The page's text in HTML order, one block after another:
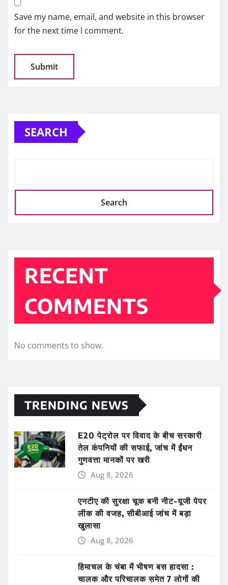
Save my name, email, and website in this browser
for the next time I comment.
SEARCH
Search
RECENT
COMMENTS
No comments to show.
TRENDING NEWS
E20 पेट्रोल पर विवाद के बीच सरकारी
तेल कंपनियों की सफाई, जांच में ईंधन
गुणवत्ता मानकों पर खरी
Aug 8, 2026
एनटीए की सुरक्षा चूक बनी नीट-यूजी पेपर
लीक की वजह, सीबीआई जांच में बड़ा
खुलासा
Aug 8, 2026
हिमाचल के चंबा में भीषण बस हादसा :
चालक और परिचालक समेत 7 लोगों की